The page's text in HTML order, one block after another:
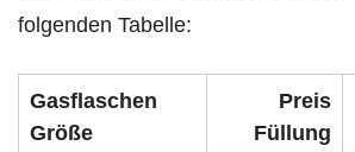
folgenden Tabelle:
Gasflaschen
Größe
Preis
Füllung